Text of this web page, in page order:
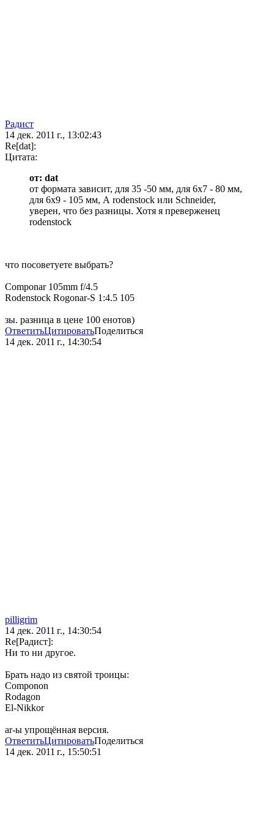
Радист
14 дек. 2011 г., 13:02:43
Re[dat]:
Цитата:
от: dat
от формата зависит, для 35 -50 мм, для 6х7 - 80 мм,
для 6х9 - 105 мм, А rodenstock или Schneider,
уверен, что без разницы. Хотя я преверженец
rodenstock
что посоветуете выбрать?
Componar 105mm f/4.5
Rodenstock Rogonar-S 1:4.5 105
зы. разница в цене 100 енотов)
ОтветитьЦитироватьПоделиться
14 дек. 2011 г., 14:30:54
pilligrim
14 дек. 2011 г., 14:30:54
Re[Радист]:
Ни то ни другое.
Брать надо из святой троицы:
Componon
Rodagon
El-Nikkor
ar-ы упрощённая версия.
ОтветитьЦитироватьПоделиться
14 дек. 2011 г., 15:50:51